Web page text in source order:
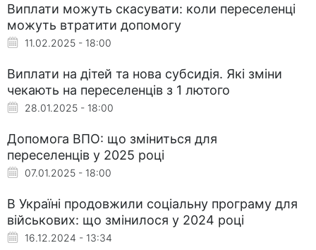
Виплати можуть скасувати: коли переселенці
можуть втратити допомогу
11.02.2025 - 18:00
Виплати на дітей та нова субсидія. Які зміни
чекають на переселенців з 1 лютого
28.01.2025 - 18:00
Допомога ВПО: що зміниться для
переселенців у 2025 році
07.01.2025 - 18:00
В Україні продовжили соціальну програму для
військових: що змінилося у 2024 році
16.12.2024 - 13:34